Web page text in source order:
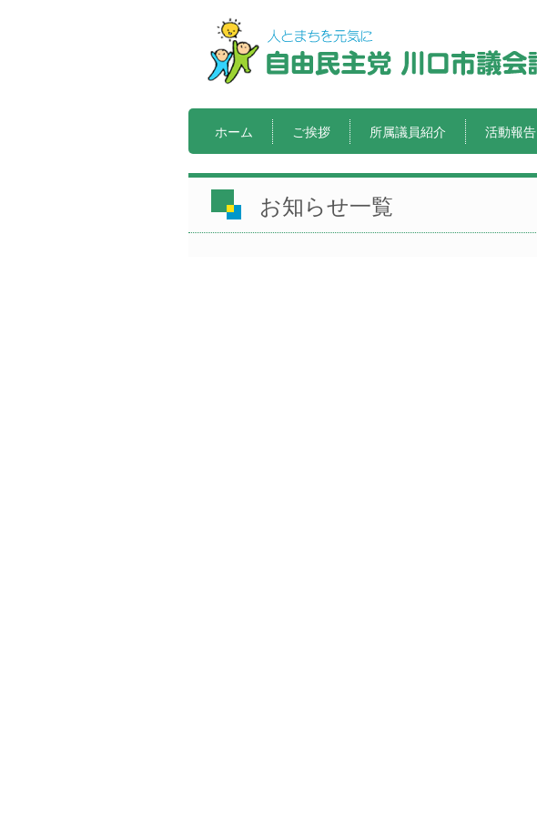
ホーム ご挨拶 所属議員紹介 活動報告
お知らせ一覧